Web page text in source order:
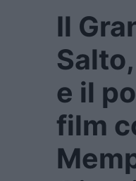
Il
e il
film